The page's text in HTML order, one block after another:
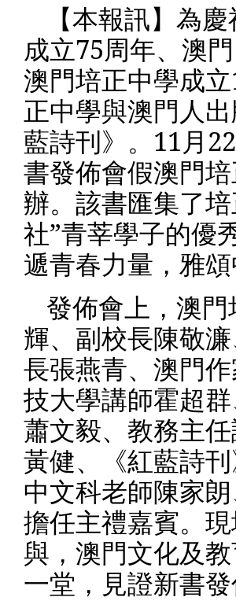
【本報訊】為
成立75周年、澳
澳門培正中學成立
正中學與澳門人
藍詩刊》。 11月 22
書發佈會假澳門
辦。該書匯集了
社”青莘學子的優
遞青春力量，雅
發佈會上，澳
輝、副校長陳敬
長張燕青、澳門
技大學講師霍超
蕭文毅、教務主
黃健、《紅藍詩
中文科老師陳家
擔任主禮嘉賓。
與，澳門文化及
一堂，見證新書